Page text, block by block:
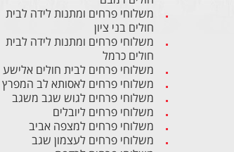
משלוחי פרחים ומתנות לידה לבית
חולים בני ציון
משלוחי פרחים ומתנות לידה לבית
חולים כרמל
משלוחי פרחים לבית חולים אלישע
משלוחי פרחים לאסותא לב המפרץ
משלוחי פרחים לגוש שגב משגב
משלוחי פרחים ליובלים
משלוחי פרחים למצפה אביב
משלוחי פרחים לעצמון שגב